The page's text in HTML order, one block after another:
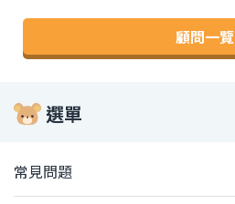
顧問一覽
選單
常見問題